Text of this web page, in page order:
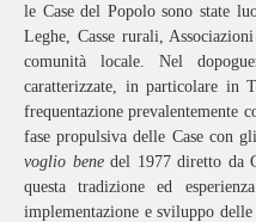
le Case del Popolo sono state
Leghe, Casse rurali,
comunità locale. Nel
caratterizzate, in particolare in
frequentazione prevalentemente
fase propulsiva delle Case con
voglio benedel 1977 diretto da
questa tradizione ed
implementazione e sviluppo